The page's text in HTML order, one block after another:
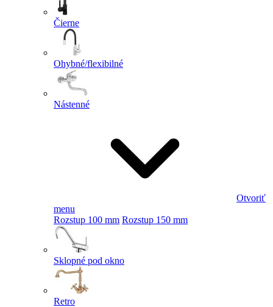
Čierne
Ohybné/flexibilné
Nástenné
Otvoriť
menu
Rozstup 100 mm Rozstup 150 mm
Sklopné pod okno
Retro